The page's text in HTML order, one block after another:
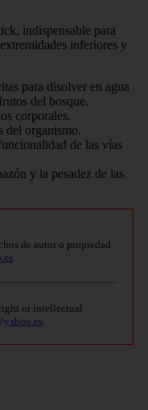
indispensable para
inferiores y
para disolver en agua
del bosque.
corporales.
del organismo.
de las vías
y la pesadez de las
de autor o propiedad
or intellectual